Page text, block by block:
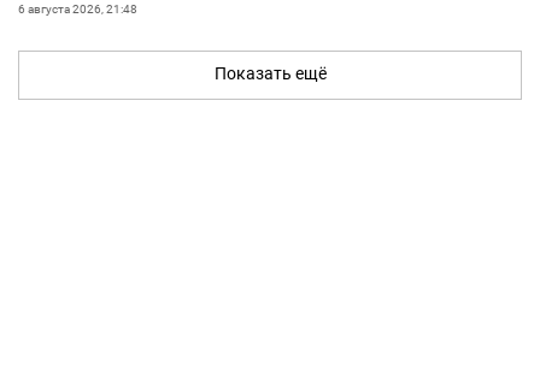
6 августа 2026, 21:48
Показать ещё